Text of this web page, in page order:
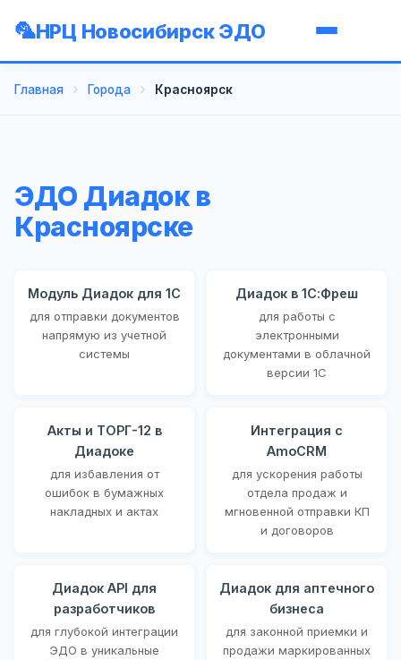
НРЦ Новосибирск ЭДО
Главная Города Красноярск
ЭДО Диадок в
Красноярске
Модуль Диадок для 1С
для отправки документов
напрямую из учетной
системы
Диадок в 1С:Фреш
для работы с
электронными
документами в облачной
версии 1С
Акты и ТОРГ-12 в
Диадоке
для избавления от
ошибок в бумажных
накладных и актах
Интеграция с
AmoCRM
для ускорения работы
отдела продаж и
мгновенной отправки КП
и договоров
Диадок API для
разработчиков
для глубокой интеграции
ЭДО в уникальные
Диадок для аптечного
бизнеса
для законной приемки и
продажи маркированных